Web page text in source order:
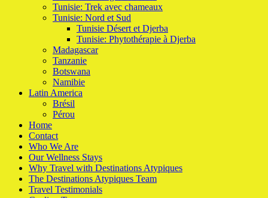
Tunisie: Trek avec chameaux
Tunisie: Nord et Sud
Tunisie Désert et Djerba
Tunisie: Phytothérapie à Djerba
Madagascar
Tanzanie
Botswana
Namibie
Latin America
Brésil
Pérou
Home
Contact
Who We Are
Our Wellness Stays
Why Travel with Destinations Atypiques
The Destinations Atypiques Team
Travel Testimonials